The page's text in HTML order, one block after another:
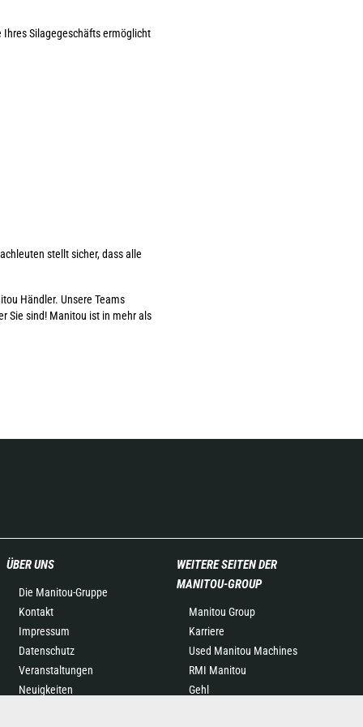
Silagegeschäfts ermöglicht
stellt sicher, dass alle
Händler. Unsere Teams
Sie sind! Manitou ist in mehr als
ÜBER UNS
Die Manitou-Gruppe
Kontakt
Impressum
Datenschutz
Veranstaltungen
Neuigkeiten
WEITERE SEITEN DER
MANITOU-GROUP
Manitou Group
Karriere
Used Manitou Machines
RMI Manitou
Gehl